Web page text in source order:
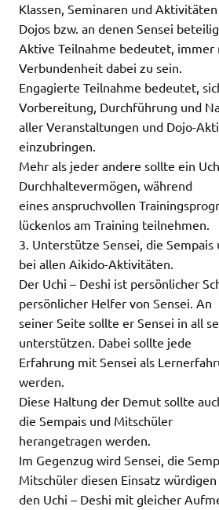
Klassen, Seminaren und
Dojos bzw. an denen Sensei
Aktive Teilnahme bedeutet,
Verbundenheit dabei zu sein.
Engagierte Teilnahme bedeutet,
Vorbereitung, Durchführung und
aller Veranstaltungen und Dojo-
einzubringen.
Mehr als jeder andere sollte ein
Durchhaltevermögen, während
eines anspruchvollen
lückenlos am Training teilnehmen.
3. Unterstütze Sensei, die
bei allen Aikido-Aktivitäten.
Der Uchi – Deshi ist persönlicher
persönlicher Helfer von Sensei. An
seiner Seite sollte er Sensei in all
unterstützen. Dabei sollte jede
Erfahrung mit Sensei als
werden.
Diese Haltung der Demut sollte
die Sempais und Mitschüler
herangetragen werden.
Im Gegenzug wird Sensei, die
Mitschüler diesen Einsatz
den Uchi – Deshi mit gleicher